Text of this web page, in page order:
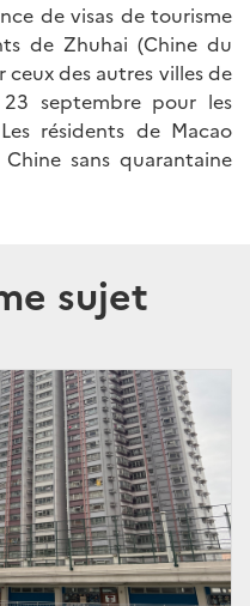
de visas de tourisme
de Zhuhai (Chine du
des autres villes de
septembre pour les
résidents de Macao
sans quarantaine
sujet